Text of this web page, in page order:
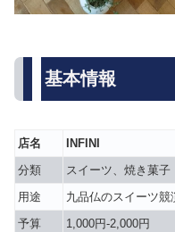
基本情報
店名
INFINI
分類
スイーツ、焼き菓子
用途
九品仏のスイーツ競
予算
1,000円-2,000円